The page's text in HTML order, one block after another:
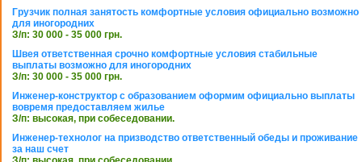
Грузчик полная занятость комфортные условия официально возможно
для иногородних
З/п: 30 000 - 35 000 грн.
Швея ответственная срочно комфортные условия стабильные
выплаты возможно для иногородних
З/п: 30 000 - 35 000 грн.
Инженер-конструктор с образованием оформим официально выплаты
вовремя предоставляем жилье
З/п: высокая, при собеседовании.
Инженер-технолог на призводство ответственный обеды и проживание
за наш счет